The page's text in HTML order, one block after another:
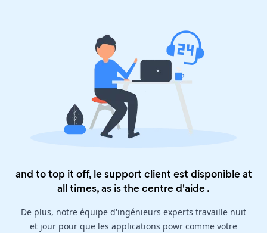
and to top it off, le support client est disponible at
all times, as is thecentre d'aide.
De plus, notre équipe d'ingénieurs experts travaille nuit
et jour pour que les applications powr comme votre